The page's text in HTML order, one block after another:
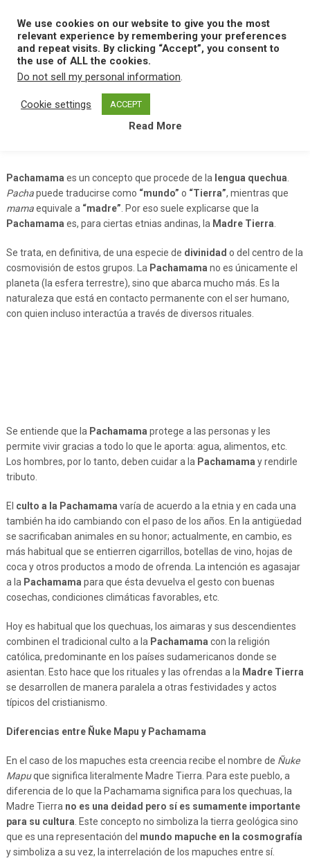
content
MENU
Home P Pachamama
Pachamama es un concepto que procede de la lengua quechua
Pachapuede traducirse como “mundo” o “Tierra”, mientras que
mamaequivale a “madre” . Por eso suele explicarse que la
Pachamama es, para ciertas etnias andinas, la Madre Tierra
Se trata, en definitiva, de una especie de divinidad o del centro de la
cosmovisión de estos grupos. La Pachamama no es únicamente el
planeta (la esfera terrestre), sino que abarca mucho más. Es la
naturaleza que está en contacto permanente con el ser humano,
con quien incluso interactúa a través de diversos rituales.
Se entiende que la Pachamama protege a las personas y les
permite vivir gracias a todo lo que le aporta: agua, alimentos, etc.
Los hombres, por lo tanto, deben cuidar a la Pachamama y rendirle
tributo.
El culto a la Pachamama varía de acuerdo a la etnia y en cada una
también ha ido cambiando con el paso de los años. En la antigüedad
se sacrificaban animales en su honor; actualmente, en cambio, es
más habitual que se entierren cigarrillos, botellas de vino, hojas de
coca y otros productos a modo de ofrenda. La intención es agasajar
a la Pachamama para que ésta devuelva el gesto con buenas
cosechas, condiciones climáticas favorables, etc.
Hoy es habitual que los quechuas, los aimaras y sus descendientes
combinen el tradicional culto a la Pachamama con la religión
católica, predominante en los países sudamericanos donde se
asientan. Esto hace que los rituales y las ofrendas a la Madre Tierra
se desarrollen de manera paralela a otras festividades y actos
típicos del cristianismo.
Diferencias entre Ñuke Mapu y Pachamama
En el caso de los mapuches esta creencia recibe el nombre de Ñuke
Mapuque significa literalmente Madre Tierra. Para este pueblo, a
diferencia de lo que la Pachamama significa para los quechuas, la
Madre Tierra no es una deidad pero sí es sumamente importante
para su cultura . Este concepto no simboliza la tierra geológica sino
que es una representación del mundo mapuche en la cosmografía
y simboliza a su vez, la interrelación de los mapuches entre sí.
We use cookies on our website to give you the most
relevant experience by remembering your preferences
and repeat visits. By clicking “Accept”, you consent to
the use of ALL the cookies.
Do not sell my personal information.
Cookie settings ACCEPT
Read More